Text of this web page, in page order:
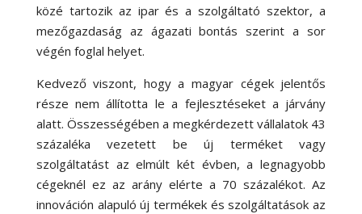
közé tartozik az ipar és a szolgáltató szektor, a
mezőgazdaság az ágazati bontás szerint a sor
végén foglal helyet.
Kedvező viszont, hogy a magyar cégek jelentős
része nem állította le a fejlesztéseket a járvány
alatt. Összességében a megkérdezett vállalatok 43
százaléka vezetett be új terméket vagy
szolgáltatást az elmúlt két évben, a legnagyobb
cégeknél ez az arány elérte a 70 százalékot. Az
innováción alapuló új termékek és szolgáltatások az